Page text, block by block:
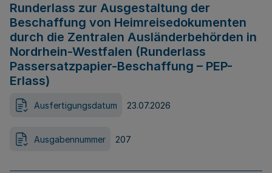
Runderlass zur Ausgestaltung der
Beschaffung von Heimreisedokumenten
durch die Zentralen Ausländerbehörden in
Nordrhein-Westfalen (Runderlass
Passersatzpapier-Beschaffung – PEP-
Erlass)
Ausfertigungsdatum 23.07.2026
Ausgabennummer 207